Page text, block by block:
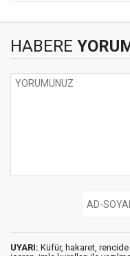
HABERE
UYARI: Küfür, hakaret,